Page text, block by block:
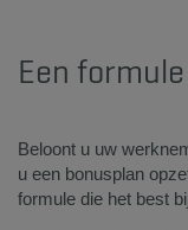
Een
​​Beloont u uw
u een bonusplan
formule die het best